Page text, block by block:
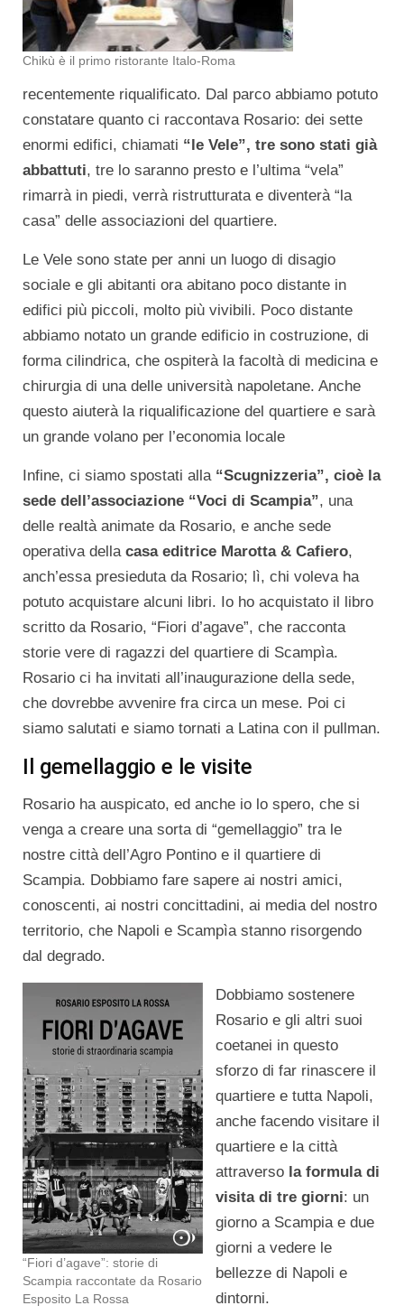
Chikù è il primo ristorante Italo-Roma
recentemente riqualificato. Dal parco abbiamo potuto
constatare quanto ci raccontava Rosario: dei sette
enormi edifici, chiamati “le Vele”, tre sono stati già
abbattuti, tre lo saranno presto e l’ultima “vela”
rimarrà in piedi, verrà ristrutturata e diventerà “la
casa” delle associazioni del quartiere.
Le Vele sono state per anni un luogo di disagio
sociale e gli abitanti ora abitano poco distante in
edifici più piccoli, molto più vivibili. Poco distante
abbiamo notato un grande edificio in costruzione, di
forma cilindrica, che ospiterà la facoltà di medicina e
chirurgia di una delle università napoletane. Anche
questo aiuterà la riqualificazione del quartiere e sarà
un grande volano per l’economia locale
Infine, ci siamo spostati alla “Scugnizzeria”, cioè la
sede dell’associazione “Voci di Scampia”, una
delle realtà animate da Rosario, e anche sede
operativa della casa editrice Marotta & Cafiero,
anch’essa presieduta da Rosario; lì, chi voleva ha
potuto acquistare alcuni libri. Io ho acquistato il libro
scritto da Rosario, “Fiori d’agave”, che racconta
storie vere di ragazzi del quartiere di Scampìa.
Rosario ci ha invitati all’inaugurazione della sede,
che dovrebbe avvenire fra circa un mese. Poi ci
siamo salutati e siamo tornati a Latina con il pullman.
Il gemellaggio e le visite
Rosario ha auspicato, ed anche io lo spero, che si
venga a creare una sorta di “gemellaggio” tra le
nostre città dell’Agro Pontino e il quartiere di
Scampia. Dobbiamo fare sapere ai nostri amici,
conoscenti, ai nostri concittadini, ai media del nostro
territorio, che Napoli e Scampìa stanno risorgendo
dal degrado.
“Fiori d’agave”: storie di
Scampia raccontate da Rosario
Esposito La Rossa
Dobbiamo sostenere
Rosario e gli altri suoi
coetanei in questo
sforzo di far rinascere il
quartiere e tutta Napoli,
anche facendo visitare il
quartiere e la città
attraverso la formula di
visita di tre giorni: un
giorno a Scampia e due
giorni a vedere le
bellezze di Napoli e
dintorni.